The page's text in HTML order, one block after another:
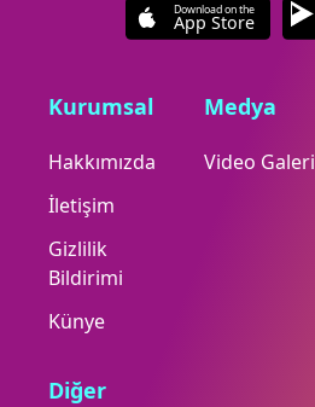
Download on the
App Store
Kurumsal
Hakkımızda
İletişim
Gizlilik
Bildirimi
Künye
Medya
Video Galeri
Diğer